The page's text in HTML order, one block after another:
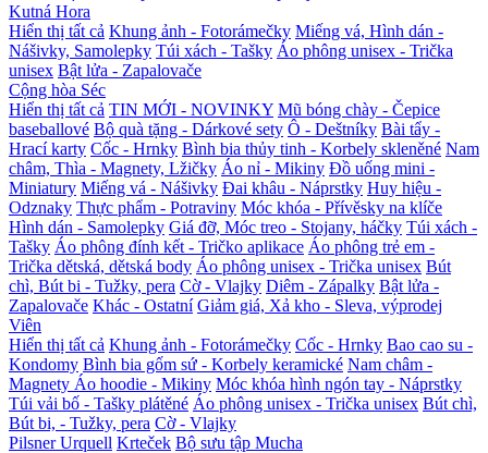
Kutná Hora
Hiển thị tất cả Khung ảnh - Fotorámečky Miếng vá, Hình dán -
Nášivky, Samolepky Túi xách - Tašky Áo phông unisex - Trička
unisex Bật lửa - Zapalovače
Cộng hòa Séc
Hiển thị tất cả TIN MỚI - NOVINKY Mũ bóng chày - Čepice
baseballové Bộ quà tặng - Dárkové sety Ô - Deštníky Bài tẩy -
Hrací karty Cốc - Hrnky Bình bia thủy tinh - Korbely skleněné Nam
châm, Thìa - Magnety, Lžičky Áo nỉ - Mikiny Đồ uống mini -
Miniatury Miếng vá - Nášivky Đai khâu - Náprstky Huy hiệu -
Odznaky Thực phẩm - Potraviny Móc khóa - Přívěsky na klíče
Hình dán - Samolepky Giá đỡ, Móc treo - Stojany, háčky Túi xách -
Tašky Áo phông đính kết - Tričko aplikace Áo phông trẻ em -
Trička dětská, dětská body Áo phông unisex - Trička unisex Bút
chì, Bút bi - Tužky, pera Cờ - Vlajky Diêm - Zápalky Bật lửa -
Zapalovače Khác - Ostatní Giảm giá, Xả kho - Sleva, výprodej
Viên
Hiển thị tất cả Khung ảnh - Fotorámečky Cốc - Hrnky Bao cao su -
Kondomy Bình bia gốm sứ - Korbely keramické Nam châm -
Magnety Áo hoodie - Mikiny Móc khóa hình ngón tay - Náprstky
Túi vải bố - Tašky plátěné Áo phông unisex - Trička unisex Bút chì,
Bút bi, - Tužky, pera Cờ - Vlajky
Pilsner Urquell Krteček Bộ sưu tập Mucha